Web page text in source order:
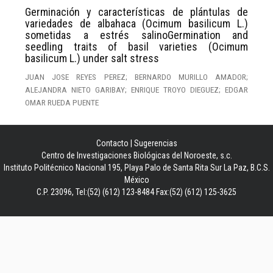
Germinación y características de plántulas de
variedades de albahaca (Ocimum basilicum L.)
sometidas a estrés salinoGermination and
seedling traits of basil varieties (Ocimum
basilicum L.) under salt stress
JUAN JOSE REYES PEREZ; BERNARDO MURILLO AMADOR;
ALEJANDRA NIETO GARIBAY; ENRIQUE TROYO DIEGUEZ; EDGAR
OMAR RUEDA PUENTE
Contacto
Sugerencias
Centro de Investigaciones Biológicas del Noroeste, s.c.
Instituto Politécnico Nacional 195, Playa Palo de Santa Rita Sur La Paz, B.C.S.
México
C.P. 23096, Tel:(52) (612) 123-8484 Fax:(52) (612) 125-3625